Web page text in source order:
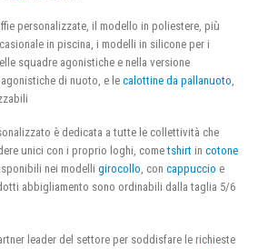
personalizzate, il modello in poliestere, più
in piscina, i modelli in silicone per i
squadre agonistiche e nella versione
di nuoto, e le calottine da pallanuoto,
è dedicata a tutte le collettività che
unici con i proprio loghi, cometshirt in cotone
nei modelli girocollo, con cappuccio e
abbigliamento sono ordinabili dalla taglia 5/6
leader del settore per soddisfare le richieste